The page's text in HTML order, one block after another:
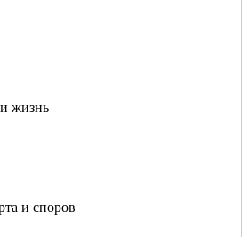
жизнь
и споров